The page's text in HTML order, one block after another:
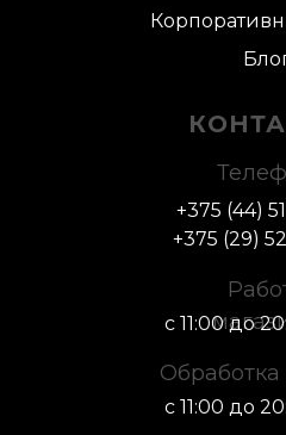
+375 (44)
+375 (29)
с 11:00 до
Обработка
с 11:00 до